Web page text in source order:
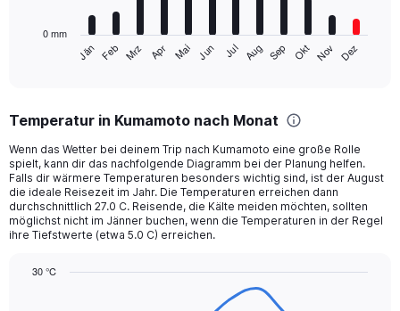
Range:
categories.
The
chart
has
1
Y
displaying
Jän Feb Mrz Apr Mai Jun Jul Aug Sep Okt Nov Dez
0 mm
Temperatur in Kumamoto nach Monat
Wenn das Wetter bei deinem Trip nach Kumamoto eine große Rolle
spielt, kann dir das nachfolgende Diagramm bei der Planung helfen.
Falls dir wärmere Temperaturen besonders wichtig sind, ist der August
die ideale Reisezeit im Jahr. Die Temperaturen erreichen dann
durchschnittlich 27.0 C. Reisende, die Kälte meiden möchten, sollten
möglichst nicht im Jänner buchen, wenn die Temperaturen in der Regel
ihre Tiefstwerte (etwa 5.0 C) erreichen.
30 °C